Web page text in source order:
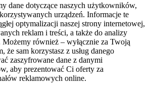
dane dotyczące naszych użytkowników,
urządzeń. Informacje te
optymalizacji naszej strony internetowej,
reklam i treści, a także do analizy
również – wyłącznie za Twoją
że sam korzystasz z usług danego
zaszyfrowane dane z danymi
aby prezentować Ci oferty za
reklamowych online.